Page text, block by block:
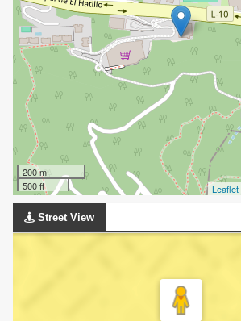
200 m
500 ft
Leaflet
Street View